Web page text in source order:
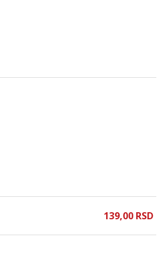
139,00 RSD